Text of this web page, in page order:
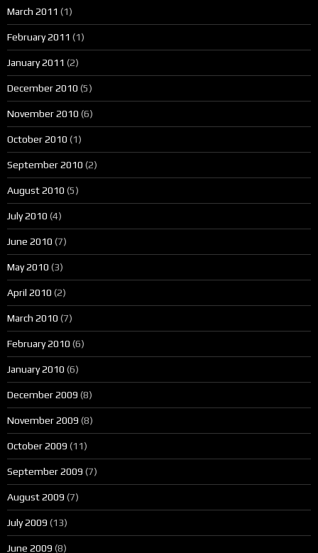
March 2011 (1)
February 2011 (1)
January 2011 (2)
December 2010 (5)
November 2010 (6)
October 2010 (1)
September 2010 (2)
August 2010 (5)
July 2010 (4)
June 2010 (7)
May 2010 (3)
April 2010 (2)
March 2010 (7)
February 2010 (6)
January 2010 (6)
December 2009 (8)
November 2009 (8)
October 2009 (11)
September 2009 (7)
August 2009 (7)
July 2009 (13)
June 2009 (8)